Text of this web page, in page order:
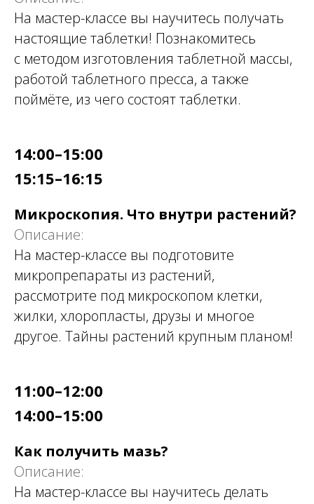
На мастер-классе вы научитесь получать
настоящие таблетки! Познакомитесь
с методом изготовления таблетной массы,
работой таблетного пресса, а также
поймёте, из чего состоят таблетки.
14:00–15:00
15:15–16:15
Микроскопия. Что внутри растений?
Описание:
На мастер-классе вы подготовите
микропрепараты из растений,
рассмотрите под микроскопом клетки,
жилки, хлоропласты, друзы и многое
другое. Тайны растений крупным планом!
11:00–12:00
14:00–15:00
Как получить мазь?
Описание:
На мастер-классе вы научитесь делать